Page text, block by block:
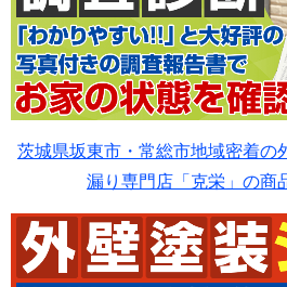
茨城県坂東市・常総市地域密着の
漏り専門店「克栄」の商